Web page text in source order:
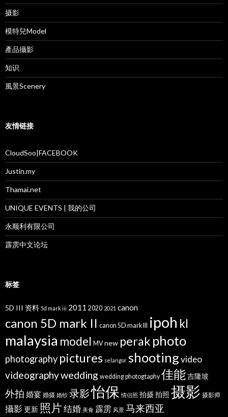
摄影
模特兒Model
產品攝影
知识
風景Scenery
友情链接
CloudSoo|FACEBOOK
Justin.my
Thamai.net
UNIQUE EVENTS | 我的公司
永顺利有限公司
霹雳中文论坛
标签
5D III 资料 5d mark iii 2011 2020 2021 canon
canon 5D mark II canon 5D mark III ipoh kl
malaysia model MV new perak photo
photography pictures selangor shootingvideo
videographywedding wedding photogtaphy 佳能吉隆坡
外拍 婚宴 婚摄 婚纱 录影怡保 情侣照 拍摄拍照 摄影 摄影师
攝影 更新 照片结婚 美食 霹雳 风景 马来西亚